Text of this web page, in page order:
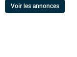
Voir les annonces